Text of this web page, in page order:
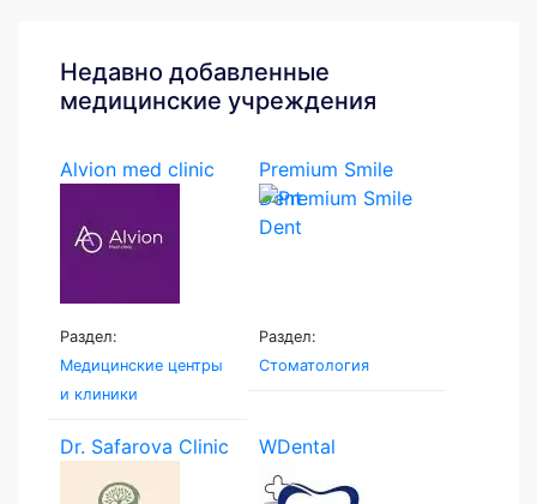
Недавно добавленные
медицинские учреждения
Alvion med clinic
Раздел:
Медицинские центры
и клиники
Premium Smile
Dent
Раздел:
Стоматология
Dr. Safarova Clinic WDental